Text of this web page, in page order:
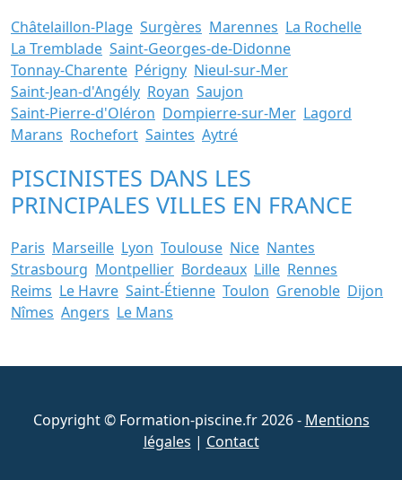
Châtelaillon-Plage Surgères Marennes La Rochelle
La Tremblade Saint-Georges-de-Didonne
Tonnay-Charente Périgny Nieul-sur-Mer
Saint-Jean-d'Angély Royan Saujon
Saint-Pierre-d'Oléron Dompierre-sur-Mer Lagord
Marans Rochefort Saintes Aytré
PISCINISTES DANS LES
PRINCIPALES VILLES EN FRANCE
Paris Marseille Lyon Toulouse Nice Nantes
Strasbourg Montpellier Bordeaux Lille Rennes
Reims Le Havre Saint-Étienne Toulon Grenoble Dijon
Nîmes Angers Le Mans
Copyright © Formation-piscine.fr 2026 - Mentions
légales | Contact